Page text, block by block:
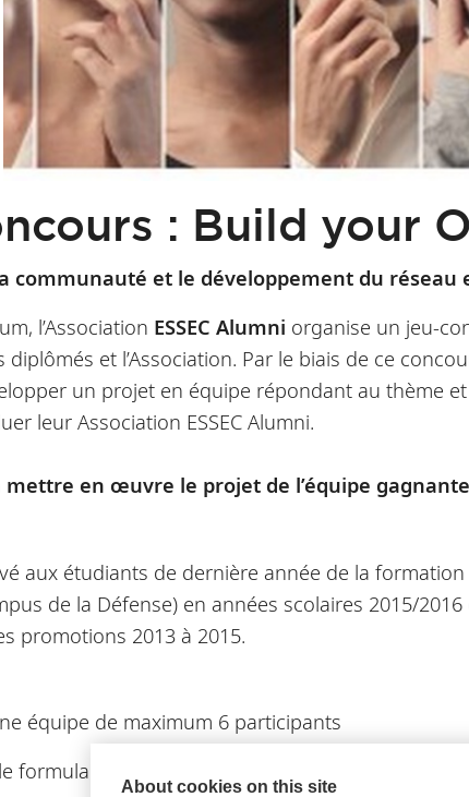
: Build your
communauté et le développement du réseau
l’Association ESSEC Alumni organise un jeu-
et l’Association. Par le biais de ce
un projet en équipe répondant au thème
leur Association ESSEC Alumni.
mettre en œuvre le projet de l’équipe
aux étudiants de dernière année de la
de la Défense) en années scolaires 2015/
promotions 2013 à 2015.
équipe de maximum 6 participants
formulaire d’inscription de l’équipe
About cookies on this site